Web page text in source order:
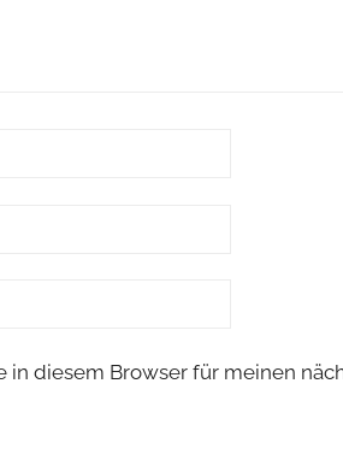
in diesem Browser für meinen